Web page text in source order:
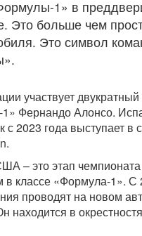
1» в
Это больше чем
Это символ
участвует
Фернандо Алонсо.
с 2023 года выступает в
– это этап
в классе «Формула-1». С
проводят на новом
находится в